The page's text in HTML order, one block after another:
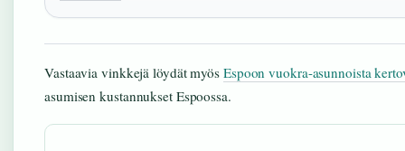
Vastaavia vinkkejä löydät myös Espoon vuokra-asunnoista
asumisen kustannukset Espoossa.